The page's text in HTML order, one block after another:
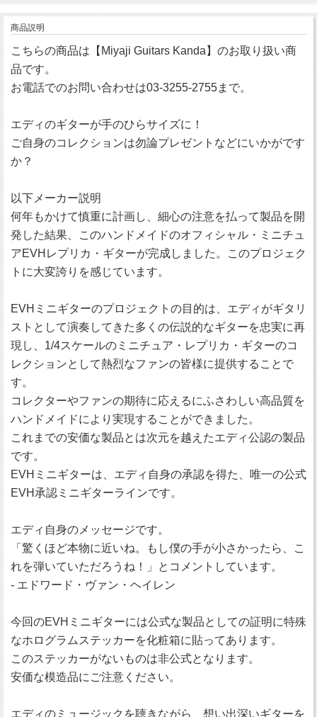
商品説明
こちらの商品は【Miyaji Guitars Kanda】のお取り扱い商
品です。
お電話でのお問い合わせは03-3255-2755まで。
エディのギターが手のひらサイズに！
ご自身のコレクションは勿論プレゼントなどにいかがです
か？
以下メーカー説明
何年もかけて慎重に計画し、細心の注意を払って製品を開
発した結果、このハンドメイドのオフィシャル・ミニチュ
アEVHレプリカ・ギターが完成しました。このプロジェク
トに大変誇りを感じています。
EVHミニギターのプロジェクトの目的は、エディがギタリ
ストとして演奏してきた多くの伝説的なギターを忠実に再
現し、1/4スケールのミニチュア・レプリカ・ギターのコ
レクションとして熱烈なファンの皆様に提供することで
す。
コレクターやファンの期待に応えるにふさわしい高品質を
ハンドメイドにより実現することができました。
これまでの安価な製品とは次元を越えたエディ公認の製品
です。
EVHミニギターは、エディ自身の承認を得た、唯一の公式
EVH承認ミニギターラインです。
エディ自身のメッセージです。
「驚くほど本物に近いね。もし僕の手が小さかったら、こ
れを弾いていただろうね！」とコメントしています。
- エドワード・ヴァン・ヘイレン
今回のEVHミニギターには公式な製品としての証明に特殊
なホログラムステッカーを化粧箱に貼ってあります。
このステッカーがないものは非公式となります。
安価な模造品にご注意ください。
エディのミュージックを聴きながら、想い出深いギターを